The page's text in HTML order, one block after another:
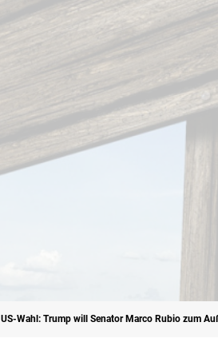
US-Wahl: Trump will Senator Marco Rubio zum